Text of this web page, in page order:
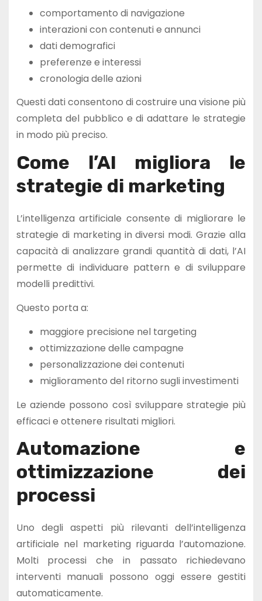
comportamento di navigazione
interazioni con contenuti e annunci
dati demografici
preferenze e interessi
cronologia delle azioni
Questi dati consentono di costruire una visione più
completa del pubblico e di adattare le strategie
in modo più preciso.
Come l’AI migliora le
strategie di marketing
L’intelligenza artificiale consente di migliorare le
strategie di marketing in diversi modi. Grazie alla
capacità di analizzare grandi quantità di dati, l’AI
permette di individuare pattern e di sviluppare
modelli predittivi.
Questo porta a:
maggiore precisione nel targeting
ottimizzazione delle campagne
personalizzazione dei contenuti
miglioramento del ritorno sugli investimenti
Le aziende possono così sviluppare strategie più
efficaci e ottenere risultati migliori.
Automazione e
ottimizzazione dei
processi
Uno degli aspetti più rilevanti dell’intelligenza
artificiale nel marketing riguarda l’automazione.
Molti processi che in passato richiedevano
interventi manuali possono oggi essere gestiti
automaticamente.